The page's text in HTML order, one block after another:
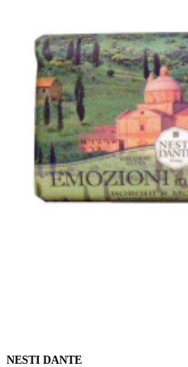
NESTI DANTE